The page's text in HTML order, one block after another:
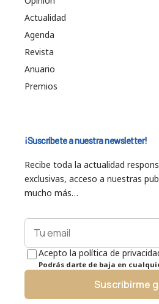
Actualidad
Agenda
Revista
Anuario
Premios
¡Suscríbete a nuestra newsletter!
Recibe toda la actualidad
exclusivas, acceso a nuestras
mucho más…
Acepto la política de
Podrás darte de baja en
Suscribirme